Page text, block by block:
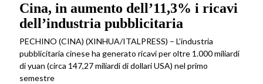
Cina, in aumento dell’11,3% i ricavi
dell’industria pubblicitaria
PECHINO (CINA) (XINHUA/ITALPRESS) – L’industria
pubblicitaria cinese ha generato ricavi per oltre 1.000 miliardi
di yuan (circa 147,27 miliardi di dollari USA) nel primo
semestre